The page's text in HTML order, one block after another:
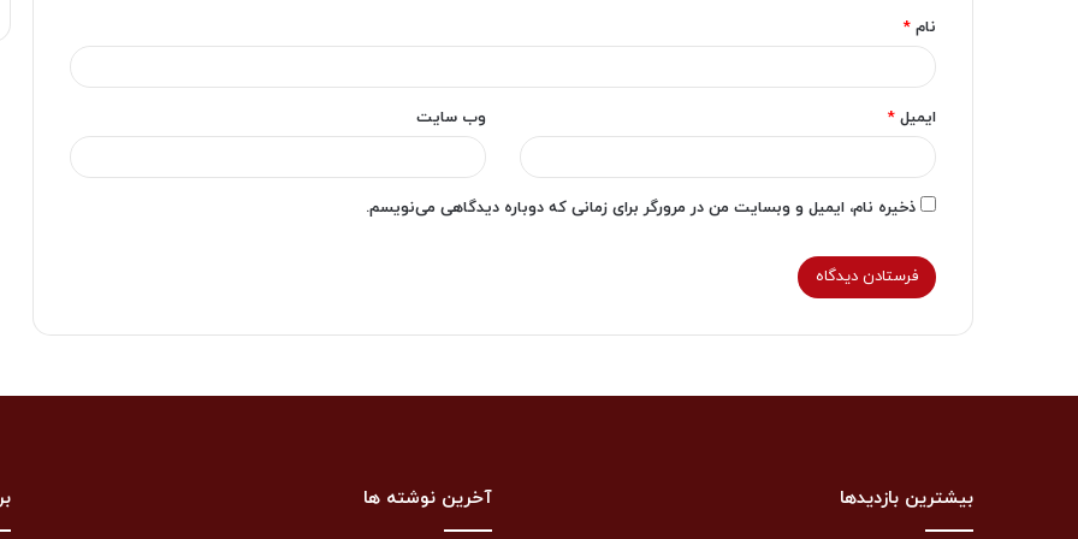
نام *
ایمیل * وب‌ سایت
ذخیره نام، ایمیل و وبسایت من در مرورگر برای زمانی که دوباره دیدگاهی می‌نویسم.
بیشترین بازدیدها آخرین نوشته ها